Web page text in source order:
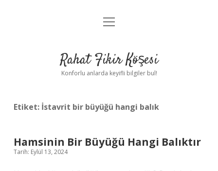
Anasayfa
Yasal Uyarı
menüyü
Rahat Fikir Köşesi
Konforlu anlarda keyifli bilgiler bul!
Etiket: İstavrit bir büyüğü hangi balık
Hamsinin Bir Büyüğü Hangi Balıktır
Tarih: Eylül 13, 2024